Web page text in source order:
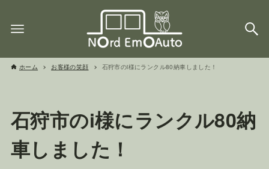
ホーム お客様の笑顔 石狩市のi様にランクル80納車しました！
石狩市のi様にランクル80納
車しました！